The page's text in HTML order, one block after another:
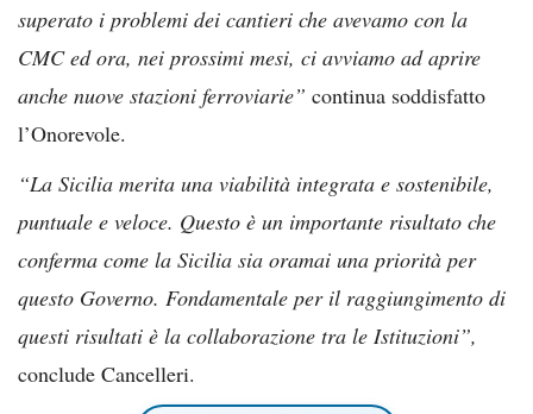
superato i problemi dei cantieri che avevamo con la
CMC ed ora, nei prossimi mesi, ci avviamo ad aprire
anche nuove stazioni ferroviarie” continua soddisfatto
l’Onorevole.
“La Sicilia merita una viabilità integrata e sostenibile,
puntuale e veloce. Questo è un importante risultato che
conferma come la Sicilia sia oramai una priorità per
questo Governo. Fondamentale per il raggiungimento di
questi risultati è la collaborazione tra le Istituzioni”,
conclude Cancelleri.